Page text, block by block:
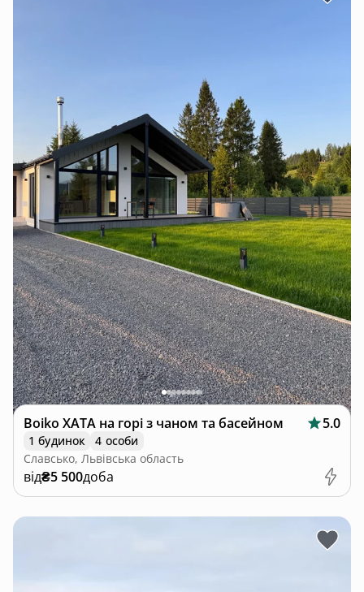
Boiko ХАТА на горі з чаном та басейном 5.0
1 будинок
4 особи
Славсько, Львівська область
від₴5 500доба